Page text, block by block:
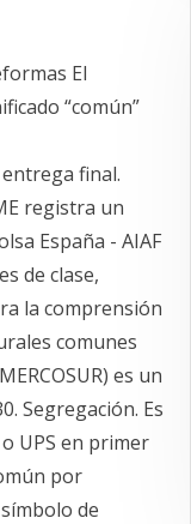
El
“común”
final.
registra un
España - AIAF
de clase,
la comprensión
comunes
es un
Segregación. Es
UPS en primer
por
de